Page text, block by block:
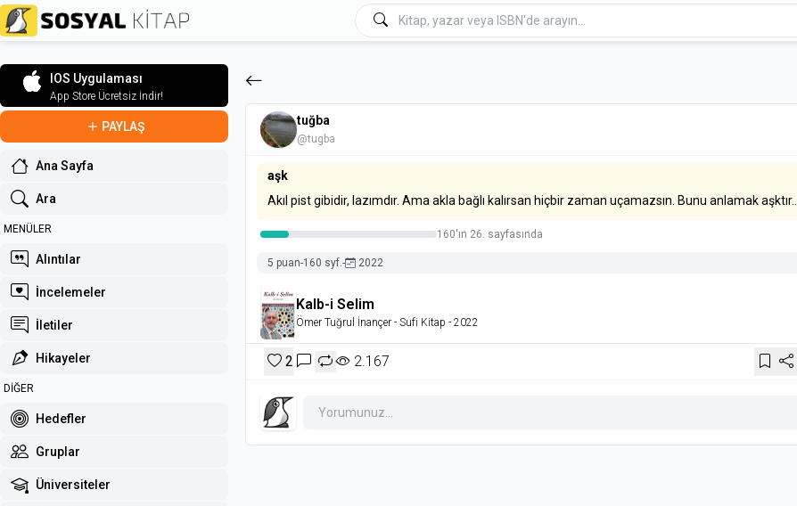
IOS Uygulaması
App Store Ücretsiz İndir!
PAYLAŞ
Ana Sayfa
Ara
MENÜLER
Alıntılar
İncelemeler
İletiler
Hikayeler
DİĞER
Hedefler
Gruplar
Üniversiteler
tuğba
@tugba
aşk
Akıl pist gibidir, lazımdır. Ama akla bağlı kalırsan hiçbir zaman uçamazsın. Bunu anlamak aşktır..
160'ın 26. sayfasında
5 puan-160 syf.- 2022
Kalb-i Selim
Ömer Tuğrul İnançer - Sufi Kitap - 2022
2 2.167